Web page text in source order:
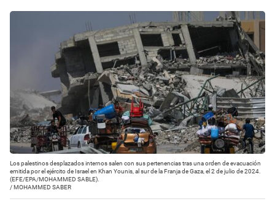
Los palestinos desplazados internos salen con sus pertenencias tras una orden de evacuación
emitida por el ejército de Israel en Khan Younis, al sur de la Franja de Gaza, el 2 de julio de 2024.
(EFE/EPA/MOHAMMED SABLE).
/MOHAMMED SABER